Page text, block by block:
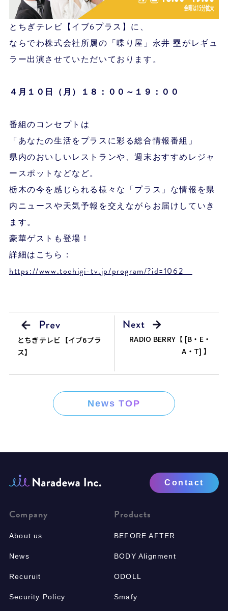
とちぎテレビ【イブ6プラス】に、
ならでわ株式会社所属の「喋り屋」永井 塁がレギュ
ラー出演させていただいております。
４月１０ 日（月）１８：００～１９：００
番組のコンセプトは
「あなたの生活をプラスに彩る総合情報番組」
県内のおいしいレストランや、週末おすすめレジャ
ースポットなどなど。
栃木の今を感じられる様々な「プラス」な情報を県
内ニュースや天気予報を交えながらお届けしていき
ます。
豪華ゲストも登場！
詳細はこちら：
https://www.tochigi-tv.jp/program/?id=1062
とちぎテレビ【イブ6プラ
ス】
RADIO BERRY【 [B・E・
A・T] 】
News TOP
Contact
Company
About us
News
Recuruit
Security Policy
Products
BEFORE AFTER
BODY Alignment
ODOLL
Smafy